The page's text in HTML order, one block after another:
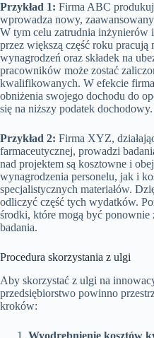
Przykład 1: Firma ABC
wprowadza nowy,
W tym celu zatrudnia inżynierów
przez większą część roku pracują
wynagrodzeń oraz składek na
pracowników może zostać
kwalifikowanych. W efekcie
obniżenia swojego dochodu do
się na niższy podatek dochodowy.
Przykład 2: Firma XYZ,
farmaceutycznej, prowadzi
nad projektem są kosztowne i
wynagrodzenia personelu, jak i
specjalistycznych materiałów.
odliczyć część tych wydatków.
środki, które mogą być ponownie
badania.
Procedura skorzystania z ulgi
Aby skorzystać z ulgi na
przedsiębiorstwo powinno
kroków:
Wyodrębnienie kosztów